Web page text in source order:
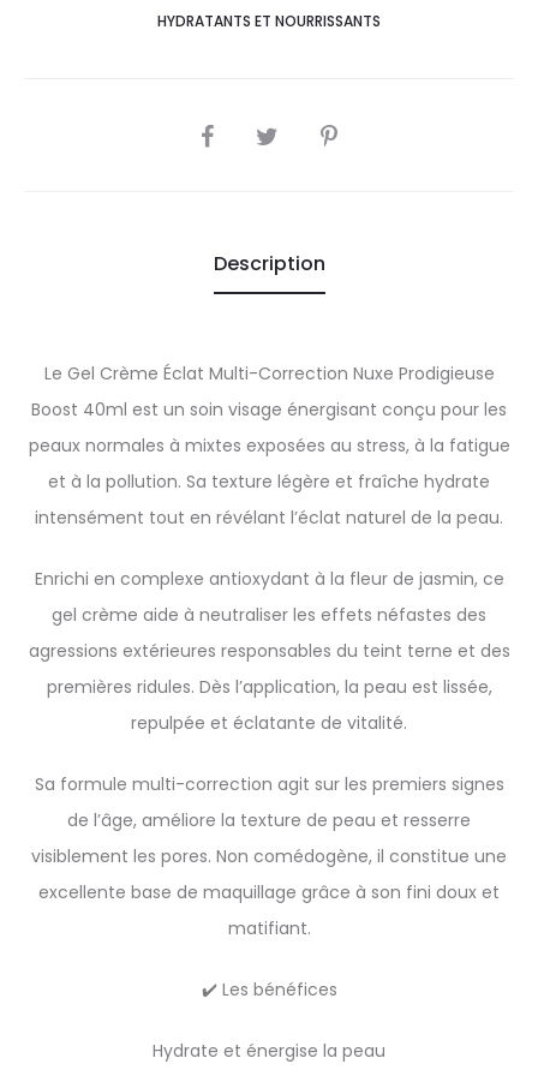
HYDRATANTS ET NOURRISSANTS
SHARE
Description
Le Gel Crème Éclat Multi-Correction Nuxe Prodigieuse
Boost 40ml est un soin visage énergisant conçu pour les
peaux normales à mixtes exposées au stress, à la fatigue
et à la pollution. Sa texture légère et fraîche hydrate
intensément tout en révélant l’éclat naturel de la peau.
Enrichi en complexe antioxydant à la fleur de jasmin, ce
gel crème aide à neutraliser les effets néfastes des
agressions extérieures responsables du teint terne et des
premières ridules. Dès l’application, la peau est lissée,
repulpée et éclatante de vitalité.
Sa formule multi-correction agit sur les premiers signes
de l’âge, améliore la texture de peau et resserre
visiblement les pores. Non comédogène, il constitue une
excellente base de maquillage grâce à son fini doux et
matifiant.
✔️ Les bénéfices
Hydrate et énergise la peau